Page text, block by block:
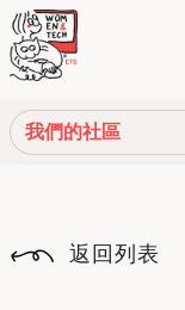
我們的社區
返回列表